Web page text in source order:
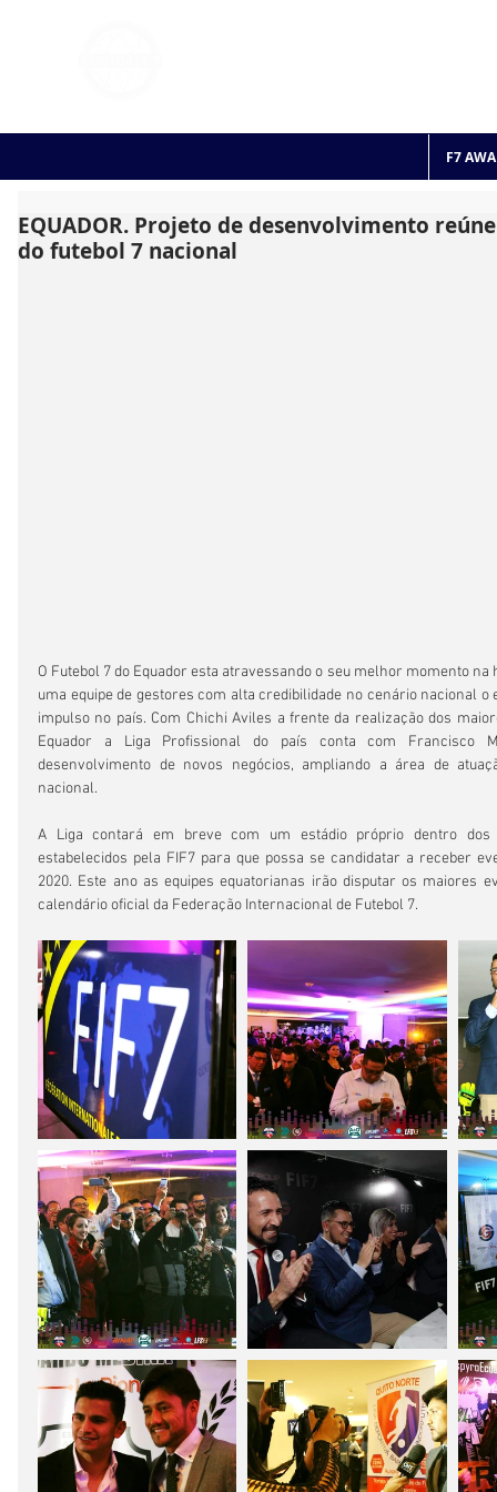
F7
EQUADOR. Projeto de desenvolvimento
do futebol 7 nacional
O Futebol 7 do Equador esta atravessando o seu melhor momento na
uma equipe de gestores com alta credibilidade no cenário nacional o
impulso no país. Com Chichi Aviles a frente da realização dos
Equador a Liga Profissional do país conta com Francisco
desenvolvimento de novos negócios, ampliando a área de
nacional.
A Liga contará em breve com um estádio próprio dentro dos
estabelecidos pela FIF7 para que possa se candidatar a receber
2020. Este ano as equipes equatorianas irão disputar os maiores
calendário oficial da Federação Internacional de Futebol 7.